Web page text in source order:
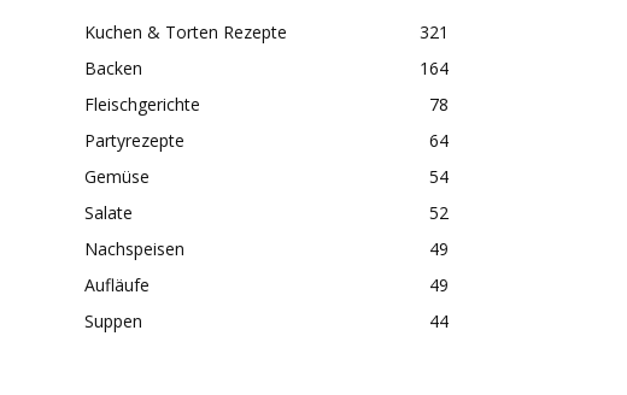
Kuchen & Torten Rezepte
321
Backen
164
Fleischgerichte
78
Partyrezepte
64
Gemüse
54
Salate
52
Nachspeisen
49
Aufläufe
49
Suppen
44